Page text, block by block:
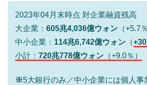
『Money1』
韓国政府「ニセＫ-ブラン
ャンペーン」⇒ あの名物教授も登場！
『Money1』
韓国「橋が落ちました」
ぎ」では。
営業利益80.2％も減少
2023年04月末時点 対企業融資残高
大企業： 605兆4,036億ウォン （+5.7
中小企業： 114兆6,742億ウォン （
小計： 720兆778億ウォン （+9.0％）
※5大銀行のみ／中小企業には個人事